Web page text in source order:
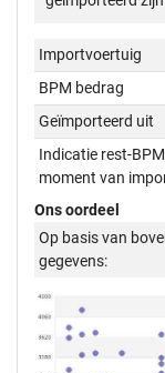
Importvoertuig
BPM bedrag
Geïmporteerd uit
Indicatie rest-
moment van
Ons oordeel
Op basis van
gegevens: